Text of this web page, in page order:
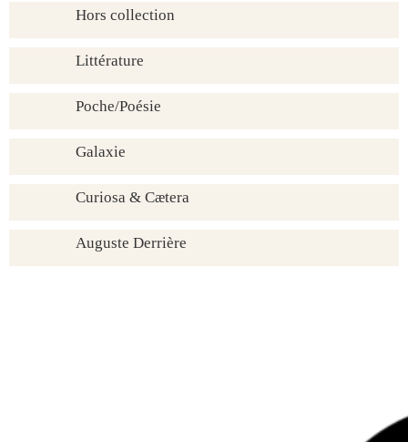
Hors collection
Littérature
Poche/Poésie
Galaxie
Curiosa & Cætera
Auguste Derrière